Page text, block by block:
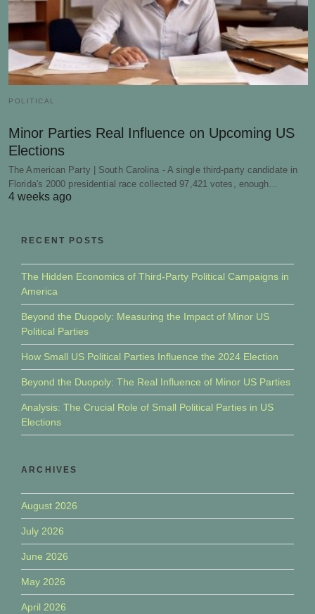
POLITICAL
Minor Parties Real Influence on Upcoming US
Elections
The American Party | South Carolina - A single third-party candidate in
Florida's 2000 presidential race collected 97,421 votes, enough…
4 weeks ago
RECENT POSTS
The Hidden Economics of Third-Party Political Campaigns in
America
Beyond the Duopoly: Measuring the Impact of Minor US
Political Parties
How Small US Political Parties Influence the 2024 Election
Beyond the Duopoly: The Real Influence of Minor US Parties
Analysis: The Crucial Role of Small Political Parties in US
Elections
ARCHIVES
August 2026
July 2026
June 2026
May 2026
April 2026